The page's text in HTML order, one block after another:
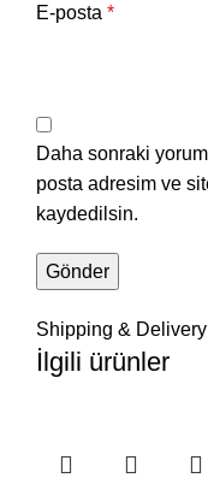
E-posta *
Daha sonraki
posta adresim ve
kaydedilsin.
Shipping & Delivery
İlgili ürünler